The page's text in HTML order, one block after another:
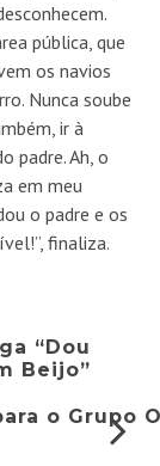
pública, que
os navios
Nunca soube
ir à
padre. Ah, o
em meu
o padre e os
finaliza.
“Dou
Beijo”
o Grupo